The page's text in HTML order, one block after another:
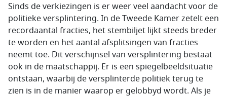
Sinds de verkiezingen is er weer veel aandacht voor de
politieke versplintering. In de Tweede Kamer zetelt een
recordaantal fracties, het stembiljet lijkt steeds breder
te worden en het aantal afsplitsingen van fracties
neemt toe. Dit verschijnsel van versplintering bestaat
ook in de maatschappij. Er is een spiegelbeeldsituatie
ontstaan, waarbij de versplinterde politiek terug te
zien is in de manier waarop er gelobbyd wordt. Als je